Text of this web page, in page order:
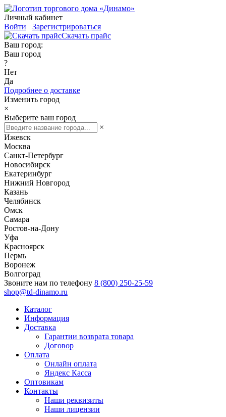
Личный кабинет
Войти
Зарегистрироваться
Скачать прайс
Ваш город:
Ваш город
?
Нет
Да
Подробнее о доставке
Изменить город
×
Выберите ваш город
×
Ижевск
Москва
Санкт-Петербург
Новосибирск
Екатеринбург
Нижний Новгород
Казань
Челябинск
Омск
Самара
Ростов-на-Дону
Уфа
Красноярск
Пермь
Воронеж
Волгоград
Звоните нам по телефону 8 (800) 250-25-59
shop@td-dinamo.ru
Каталог
Информация
Доставка
Гарантии возврата товара
Договор
Оплата
Онлайн оплата
Яндекс Касса
Оптовикам
Контакты
Наши реквизиты
Наши лицензии